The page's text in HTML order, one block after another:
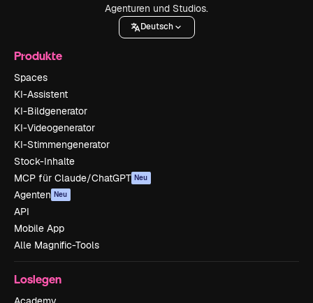
Agenturen und Studios.
Deutsch
Produkte
Spaces
KI-Assistent
KI-Bildgenerator
KI-Videogenerator
KI-Stimmengenerator
Stock-Inhalte
MCP für Claude/ChatGPT Neu
Agenten Neu
API
Mobile App
Alle Magnific-Tools
Loslegen